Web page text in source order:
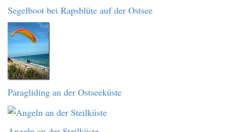
Segelboot bei Rapsblüte auf der Ostsee
Paragliding an der Ostseeküste